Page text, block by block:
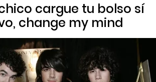
cargue tu bolso sí
change my mind